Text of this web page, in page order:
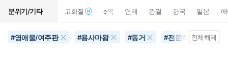
분위기/기타 고화질 e북 연재 완결 한국 일본
#영애물/여주판 #용사마왕 #동거 #전문직 #계약
전체해제